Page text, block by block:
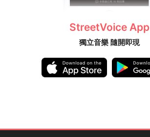
StreetVoice App
獨立音樂 隨開即現